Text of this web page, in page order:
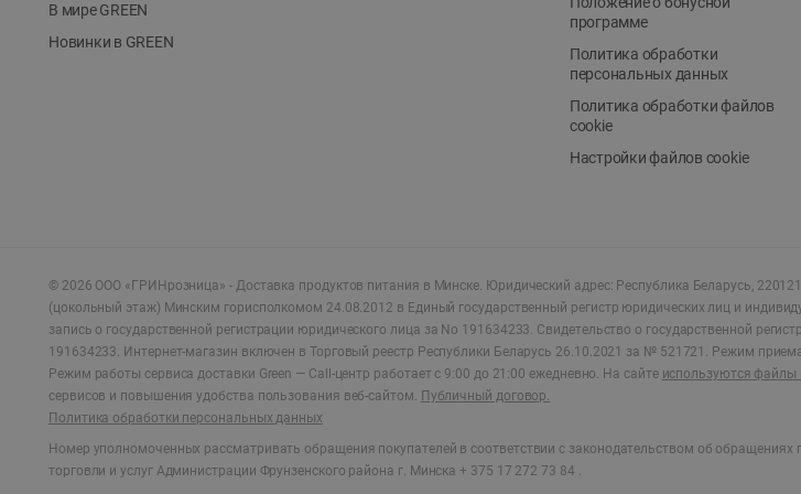
В мире GREEN
Новинки в GREEN
программе
Политика обработки
персональных данных
Политика обработки файлов
cookie
Настройки файлов cookie
© 2026 ООО «ГРИНрозница» - Доставка продуктов питания в Минске. Юридический адрес: Республика Беларусь,
(цокольный этаж) Минским горисполкомом 24.08.2012 в Единый государственный регистр юридических лиц и
запись о государственной регистрации юридического лица за No 191634233. Свидетельство о государственной
191634233. Интернет-магазин включен в Торговый реестр Республики Беларусь 26.10.2021 за № 521721. Режим
Режим работы сервиса доставки Green — Call-центр работает с 9:00 до 21:00 ежедневно. На сайте используются файлы
сервисов и повышения удобства пользования веб-сайтом. Публичный договор.
Политика обработки персональных данных
Номер уполномоченных рассматривать обращения покупателей в соответствии с законодательством об обращениях
торговли и услуг Администрации Фрунзенского района г. Минска + 375 17 272 73 84 .